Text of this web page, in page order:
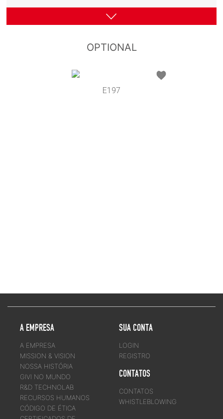
OPTIONAL
E197
A EMPRESA
A EMPRESA
MISSION & VISION
NOSSA HISTÓRIA
GIVI NO MUNDO
R&D TECHNOLAB
RECURSOS HUMANOS
CÓDIGO DE ÉTICA
SUA CONTA
LOGIN
REGISTRO
CONTATOS
CONTATOS
WHISTLEBLOWING